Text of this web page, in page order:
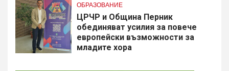
ОБРАЗОВАНИЕ
​ЦРЧР и Община Перник
обединяват усилия за повече
европейски възможности за
младите хора